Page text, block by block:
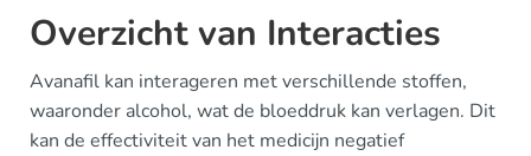
Overzicht van Interacties
Avanafil kan interageren met verschillende stoffen,
waaronder alcohol, wat de bloeddruk kan verlagen. Dit
kan de effectiviteit van het medicijn negatief